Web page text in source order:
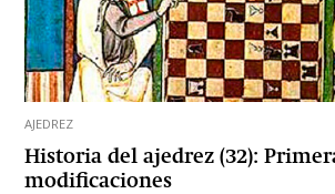
AJEDREZ
Historia del ajedrez (32):
modificaciones